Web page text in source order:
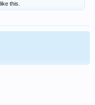
like this.